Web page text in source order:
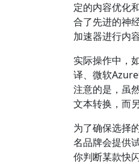
定的内容优化
合了先进的神
加速器进行内
实际操作中，
译、微软
注意的是，虽
文本转换，而
为了确保选择
名品牌会提供
你判断某款快